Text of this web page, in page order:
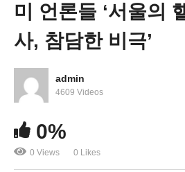
자부담 가중
미 언론들 ‘서울의
사, 참담한 비극’
admin
4609 Videos
0%
0 Views 0 Likes